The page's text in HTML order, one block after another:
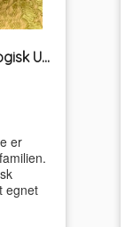
Ringblomstsalve økologisk Unikum
er
egnet